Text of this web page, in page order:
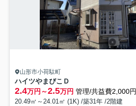
山形市小荷駄町
ハイツやまびこＤ
2.4万円～2.5万円 管理/共益費2,000円
20.49㎡～24.01㎡ (1K) /築31年 /2階建